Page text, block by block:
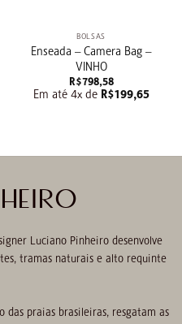
BOLSAS
Enseada – Camera Bag –
VINHO
R$798,58
Em até 4x de R$199,65
Luciano Pinheiro desenvolve
tramas naturais e alto requinte
das praias brasileiras, resgatam as